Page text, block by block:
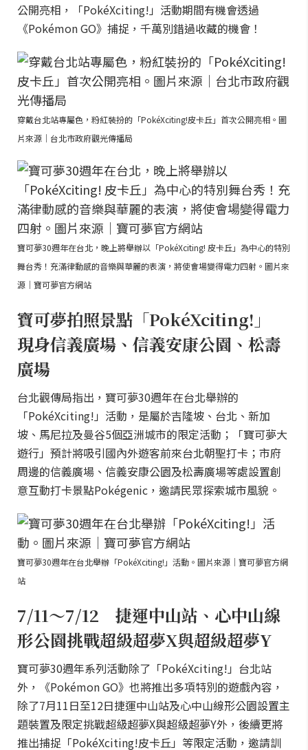
公開亮相，「PokéXciting!」活動期間有機會透過
《Pokémon GO》捕捉，千萬別錯過收藏的機會！
穿戴台北站專屬色，粉紅裝扮的「PokéXciting!皮卡丘」首次公開亮相。圖
片來源｜台北市政府觀光傳播局
寶可夢30週年在台北，晚上將舉辦以「PokéXciting! 皮卡丘」為中心的特別
舞台秀！充滿律動感的音樂與華麗的表演，將使會場變得電力四射。圖片來
源｜寶可夢官方網站
寶可夢拍照景點「PokéXciting!」
現身信義廣場、信義安康公園、松壽
廣場
台北觀傳局指出，寶可夢30週年在台北舉辦的
「PokéXciting!」活動，是屬於吉隆坡、台北、新加
坡、馬尼拉及曼谷5個亞洲城市的限定活動；「寶可夢大
遊行」預計將吸引國內外遊客前來台北朝聖打卡；市府
周邊的信義廣場、信義安康公園及松壽廣場等處設置創
意互動打卡景點Pokégenic，邀請民眾探索城市風貌。
寶可夢30週年在台北舉辦「PokéXciting!」活動。圖片來源｜寶可夢官方網
站
7/11～7/12 捷運中山站、心中山線
形公園挑戰超級超夢X與超級超夢Y
寶可夢30週年系列活動除了「PokéXciting!」台北站
外，《Pokémon GO》也將推出多項特別的遊戲內容，
除了7月11日至12日捷運中山站及心中山線形公園設置主
題裝置及限定挑戰超級超夢X與超級超夢Y外，後續更將
推出捕捉「PokéXciting!皮卡丘」等限定活動，邀請訓